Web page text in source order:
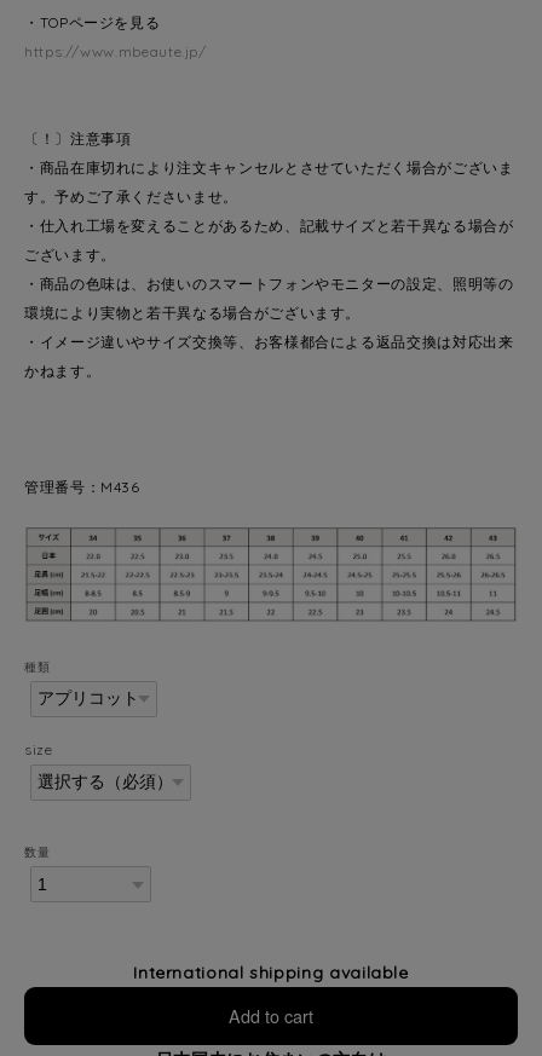
・TOPページを見る
https://www.mbeaute.jp/
〔！〕注意事項
・商品在庫切れにより注文キャンセルとさせていただく場合がございま
す。予めご了承くださいませ。
・仕入れ工場を変えることがあるため、記載サイズと若干異なる場合が
ございます。
・商品の色味は、お使いのスマートフォンやモニターの設定、照明等の
環境により実物と若干異なる場合がございます。
・イメージ違いやサイズ交換等、お客様都合による返品交換は対応出来
かねます。
管理番号：M436
種類
size
数量
International shipping available
Add to cart